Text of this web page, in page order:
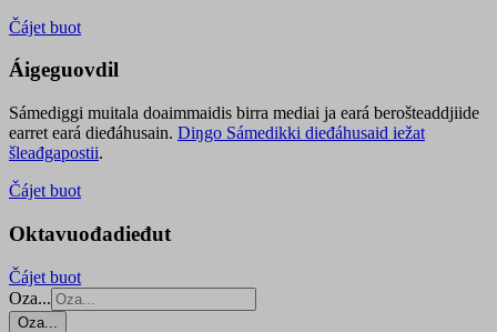
Čájet buot
Áigeguovdil
Sámediggi muitala doaimmaidis birra mediai ja eará berošteaddjiide
earret eará dieđáhusain. Diŋgo Sámedikki dieđáhusaid iežat
šleađgapostii.
Čájet buot
Oktavuođadieđut
Čájet buot
Oza...
Oza...